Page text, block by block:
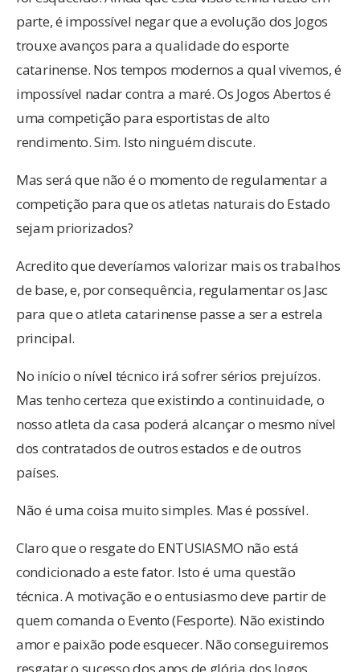
parte, é impossível negar que a evolução dos Jogos
trouxe avanços para a qualidade do esporte
catarinense. Nos tempos modernos a qual vivemos, é
impossível nadar contra a maré. Os Jogos Abertos é
uma competição para esportistas de alto
rendimento. Sim. Isto ninguém discute.
Mas será que não é o momento de regulamentar a
competição para que os atletas naturais do Estado
sejam priorizados?
Acredito que deveríamos valorizar mais os trabalhos
de base, e, por consequência, regulamentar os Jasc
para que o atleta catarinense passe a ser a estrela
principal.
No início o nível técnico irá sofrer sérios prejuízos.
Mas tenho certeza que existindo a continuidade, o
nosso atleta da casa poderá alcançar o mesmo nível
dos contratados de outros estados e de outros
países.
Não é uma coisa muito simples. Mas é possível.
Claro que o resgate do ENTUSIASMO não está
condicionado a este fator. Isto é uma questão
técnica. A motivação e o entusiasmo deve partir de
quem comanda o Evento (Fesporte). Não existindo
amor e paixão pode esquecer. Não conseguiremos
resgatar o sucesso dos anos de glória dos Jogos